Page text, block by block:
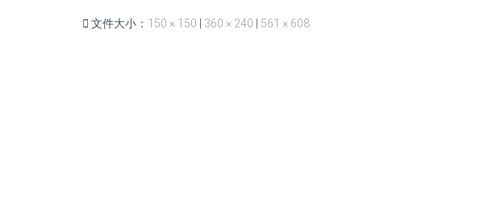
文件大小： 150 × 150 360 × 240 561 × 608